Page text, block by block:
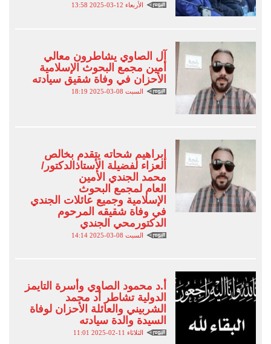
الأربعاء 12-03-2025 13:58
آل الصاوي يشاطرون معالي
أمين مجمع البحوث الإسلامية
الأحزان في وفاة شقيق سيادته
السبت 08-03-2025 18:19
إبراهيم شحاته يتقدم بخالص
العزاء لفضيلة الأستاذالدكتور/
محمد الجندي الأمين
العام لمجمع البحوث
الإسلامية وجميع عائلات الجندي
في وفاة شقيقه المرحوم
الدكتورمحي الجندي
السبت 08-03-2025 14:14
أ.د محمود الصاوي وأسرة التايمز
الدولية تشاطر أد محمد
الشربيني والعائلة الأحزان لوفاة
السيدة والدة سيادته
الثلاثاء 11-02-2025 11:01